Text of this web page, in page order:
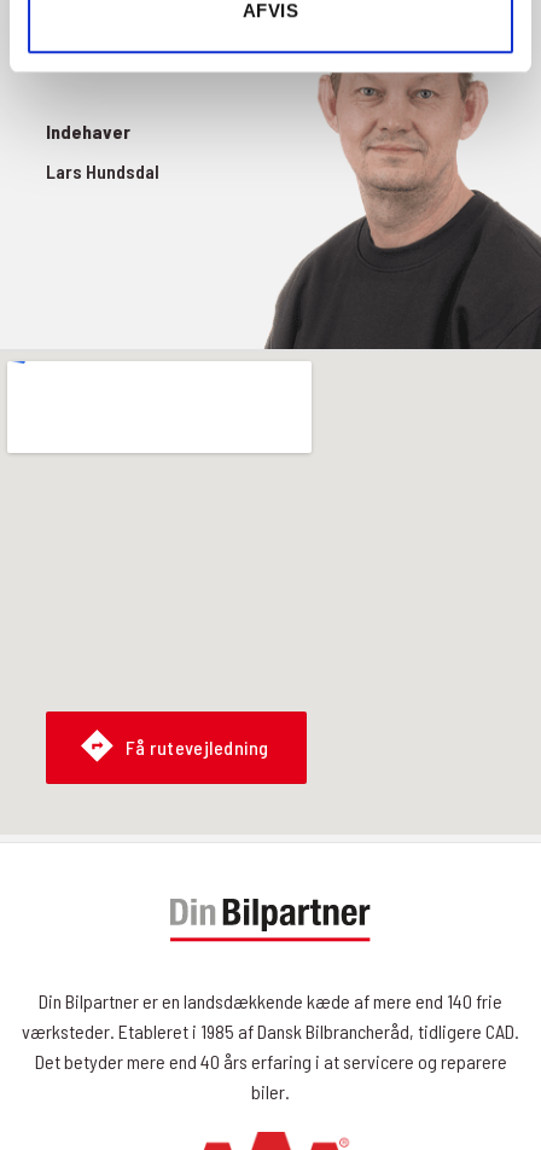
AFVIS
Indehaver
Lars Hundsdal
Få rutevejledning
Din Bilpartner er en landsdækkende kæde af mere end 140 frie
værksteder. Etableret i 1985 af Dansk Bilbrancheråd, tidligere CAD.
Det betyder mere end 40 års erfaring i at servicere og reparere
biler.